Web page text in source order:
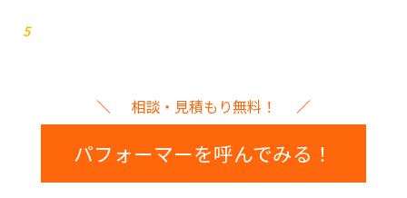
5
相談・見積もり無料！
パフォーマーを呼んでみる！